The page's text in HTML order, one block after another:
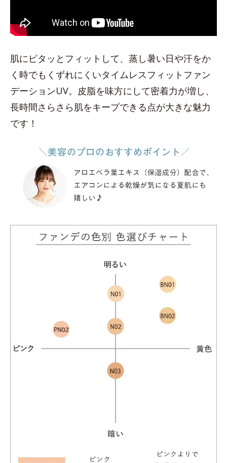
肌にピタッとフィットして、蒸し暑い日や汗をか
く時でもくずれにくいタイムレスフィットファン
デーションUV。皮脂を味方にして密着力が増し、
長時間さらさら肌をキープできる点が大きな魅力
です！